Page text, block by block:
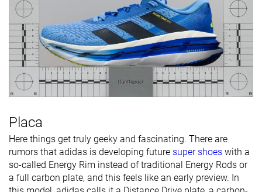
Placa
Here things get truly geeky and fascinating. There are
rumors that adidas is developing future super shoes with a
so-called Energy Rim instead of traditional Energy Rods or
a full carbon plate, and this feels like an early preview. In